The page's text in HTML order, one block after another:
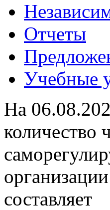
Отчеты
Учебные
На
количество
организации
составляет